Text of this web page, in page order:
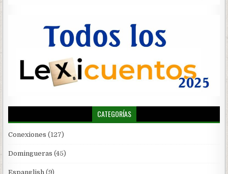
CATEGORÍAS
Conexiones (127)
Domingueras (45)
Espanglish (9)